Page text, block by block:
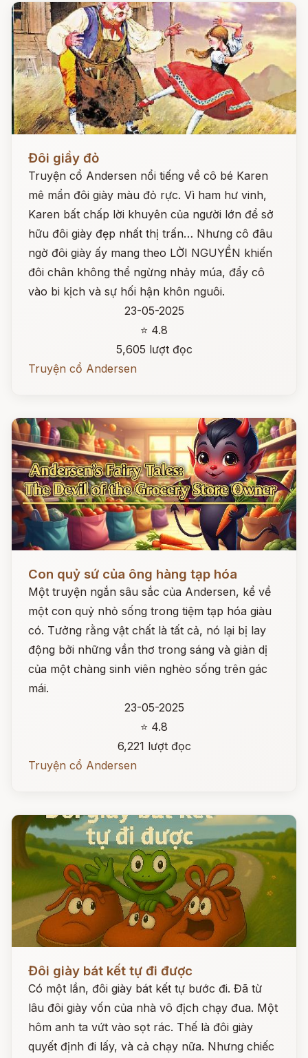
Đôi giầy đỏ
Truyện cổ Andersen nổi tiếng về cô bé Karen
mê mẩn đôi giày màu đỏ rực. Vì ham hư vinh,
Karen bất chấp lời khuyên của người lớn để sở
hữu đôi giày đẹp nhất thị trấn… Nhưng cô đâu
ngờ đôi giày ấy mang theo LỜI NGUYỀN khiến
đôi chân không thể ngừng nhảy múa, đẩy cô
vào bi kịch và sự hối hận khôn nguôi.
23-05-2025
⭐ 4.8
5,605 lượt đọc
Truyện cổ Andersen
Con quỷ sứ của ông hàng tạp hóa
Một truyện ngắn sâu sắc của Andersen, kể về
một con quỷ nhỏ sống trong tiệm tạp hóa giàu
có. Tưởng rằng vật chất là tất cả, nó lại bị lay
động bởi những vần thơ trong sáng và giản dị
của một chàng sinh viên nghèo sống trên gác
mái.
23-05-2025
⭐ 4.8
6,221 lượt đọc
Truyện cổ Andersen
Đôi giày bát kết tự đi được
Có một lần, đôi giày bát kết tự bước đi. Đã từ
lâu đôi giày vốn của nhà vô địch chạy đua. Một
hôm anh ta vứt vào sọt rác. Thế là đôi giày
quyết định đi lấy, và cả chạy nữa. Nhưng chiếc